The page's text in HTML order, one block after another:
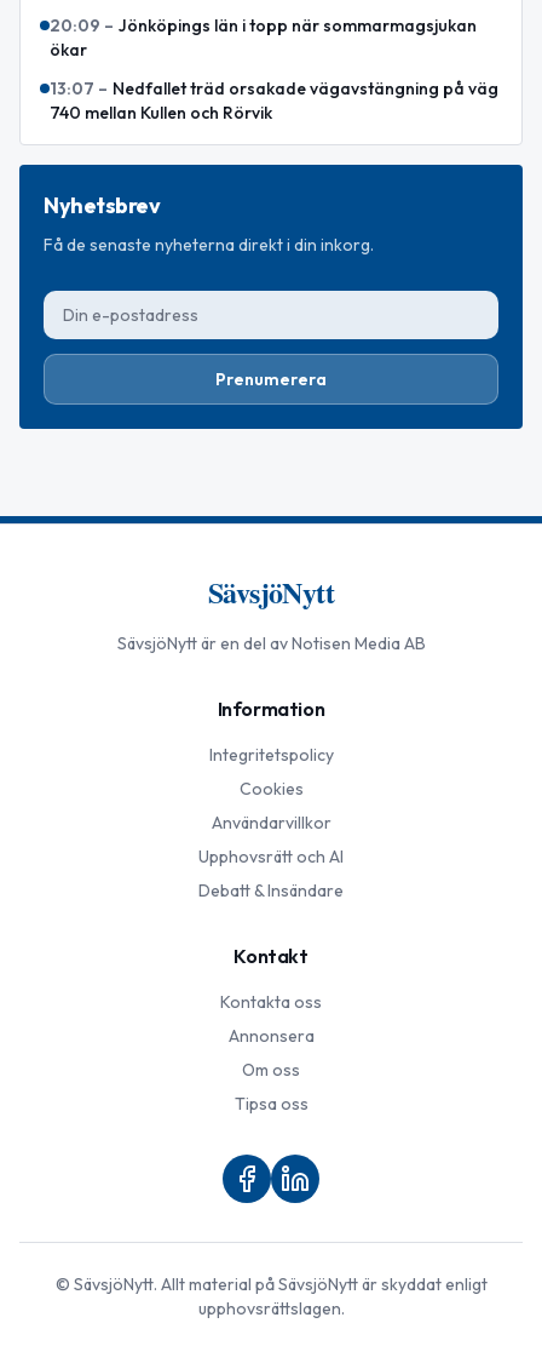
20:09 – Jönköpings län i topp när sommarmagsjukan
ökar
13:07 – Nedfallet träd orsakade vägavstängning på väg
740 mellan Kullen och Rörvik
Nyhetsbrev
Få de senaste nyheterna direkt i din inkorg.
Prenumerera
SävsjöNytt
SävsjöNyttär en del av Notisen Media AB
Information
Integritetspolicy
Cookies
Användarvillkor
Upphovsrätt och AI
Debatt & Insändare
Kontakt
Kontakta oss
Annonsera
Om oss
Tipsa oss
© SävsjöNytt. Allt material påSävsjöNyttär skyddat enligt
upphovsrättslagen.